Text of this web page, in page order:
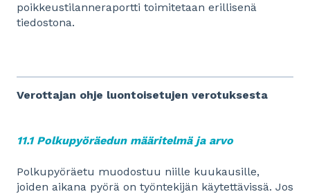
poikkeustilanneraportti toimitetaan erillisenä
tiedostona.
Verottajan ohje luontoisetujen verotuksesta
11.1 Polkupyöräedun määritelmä ja arvo
Polkupyöräetu muodostuu niille kuukausille,
joiden aikana pyörä on työntekijän käytettävissä. Jos